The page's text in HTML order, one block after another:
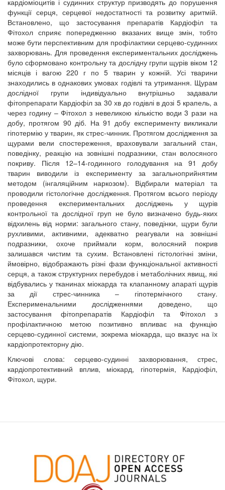
функції серця, серцевої недостатності та розвитку аритмій.
Встановлено, що застосування препаратів Кардіофіл та
Фітохол сприяє попередженню вказаних вище змін, тобто
може бути перспективним для профілактики серцево-судинних
захворювань. Для проведення експериментальних досліджень
було сформовано контрольну та дослідну групи щурів віком 12
місяців і вагою 220 г по 5 тварин у кожній. Усі тварини
знаходились в однакових умовах годівлі та утримання. Щурам
дослідної групи індивідуально внутрішньо задавали
фітопрепарати Кардіофіл за 30 хв до годівлі в дозі 5 крапель, а
через годину – Фітохол з невеликою кількістю води 3 рази на
добу, протягом 90 діб. На 91 добу експерименту викликали
гіпотермію у тварин, як стрес-чинник. Протягом дослідження за
щурами вели спостереження, враховували загальний стан,
поведінку, реакцію на зовнішні подразники, стан волосяного
покриву. Після 12–14-годинного голодування на 91 добу
тварин виводили із експерименту за загальноприйнятим
методом (інгаляційним наркозом). Відбирали матеріал та
проводили гістологічне дослідження. Протягом всього періоду
проведення експериментальних досліджень у щурів
контрольної та дослідної груп не було визначено будь-яких
відхилень від норми: загального стану, поведінки, щури були
рухливими, активними, адекватно реагували на зовнішні
подразники, охоче приймали корм, волосяний покрив
залишався чистим та сухим. Встановлені гістологічні зміни,
ймовірно, відображають різні фази функціональної активності
серця, а також структурних перебудов і метаболічних явищ, які
відбувались у тканинах міокарда та клапанному апараті щурів
за дії стрес-чинника – гіпотермічного стану.
Експерименальними дослідженнями доведено, що
застосування фітопрепаратів Кардіофіл та Фітохол з
профілактичною метою позитивно впливає на функцію
серцево-судинної системи, зокрема міокарда, що вказує на їх
кардіопротекторну дію.
Ключові слова: серцево-судинні захворювання, стрес,
кардіопротективний вплив, міокард, гіпотермія, Кардіофіл,
Фітохол, щури.